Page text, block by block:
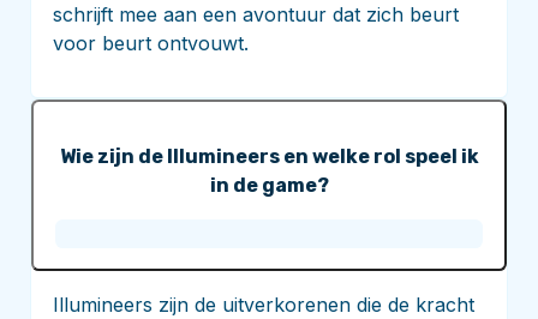
schrijft mee aan een avontuur dat zich beurt
voor beurt ontvouwt.
Wie zijn de Illumineers en welke rol speel ik
in de game?
Illumineers zijn de uitverkorenen die de kracht